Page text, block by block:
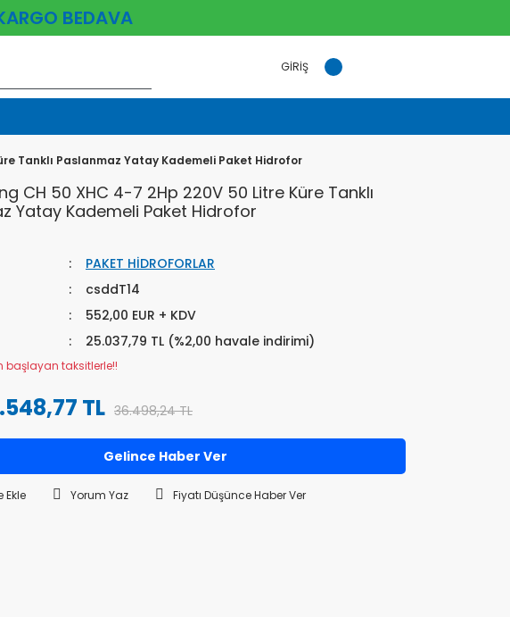
BEDAVA
GİRİŞ
Tanklı Paslanmaz Yatay Kademeli Paket Hidrofor
CH 50 XHC 4-7 2Hp 220V 50 Litre Küre Tanklı
Yatay Kademeli Paket Hidrofor
PAKET HİDROFORLAR
csddT14
552,00 EUR + KDV
25.037,79 TL (%2,00 havale indirimi)
başlayan taksitlerle!!
TL 36.498,24 TL
Gelince Haber Ver
Yorum Yaz Fiyatı Düşünce Haber Ver